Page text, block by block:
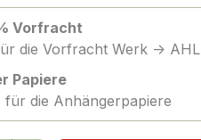
Vorfracht
die Vorfracht Werk -> AHL
Papiere
für die Anhängerpapiere